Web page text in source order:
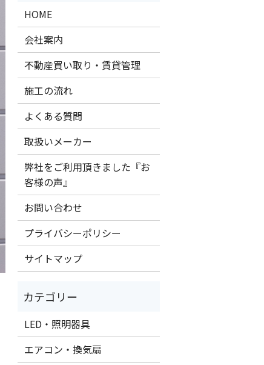
HOME
会社案内
不動産買い取り・賃貸管理
施工の流れ
よくある質問
取扱いメーカー
弊社をご利用頂きました『お
客様の声』
お問い合わせ
プライバシーポリシー
サイトマップ
LED・照明器具
エアコン・換気扇